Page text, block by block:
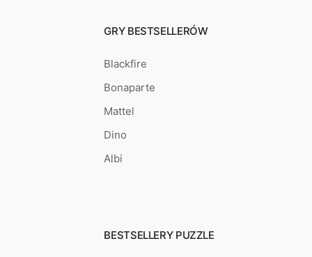
GRY BESTSELLERÓW
Blackfire
Bonaparte
Mattel
Dino
Albi
BESTSELLERY PUZZLE